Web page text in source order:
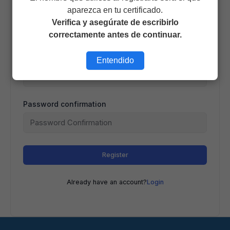
Password confirmation
Register
Already have an account?Login
aparezca en tu certificado.
Verifica y asegúrate de escribirlo
correctamente antes de continuar.
Entendido